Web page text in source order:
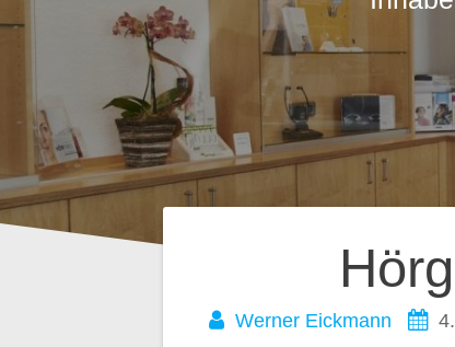
Werner Eickmann